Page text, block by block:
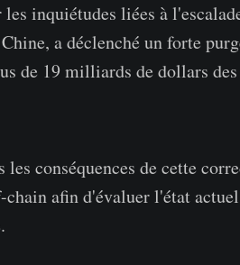
inquiétudes liées à
a déclenché un forte
de 19 milliards de dollars
conséquences de cette
afin d'évaluer l'état